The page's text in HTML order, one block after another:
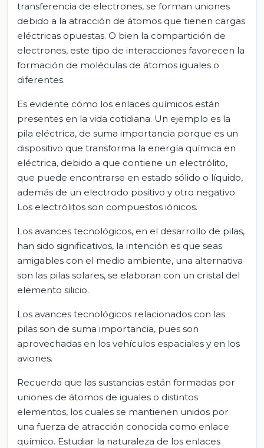
transferencia de electrones, se forman uniones
debido a la atracción de átomos que tienen cargas
eléctricas opuestas. O bien la compartición de
electrones, este tipo de interacciones favorecen la
formación de moléculas de átomos iguales o
diferentes.
Es evidente cómo los enlaces químicos están
presentes en la vida cotidiana. Un ejemplo es la
pila eléctrica, de suma importancia porque es un
dispositivo que transforma la energía química en
eléctrica, debido a que contiene un electrólito,
que puede encontrarse en estado sólido o líquido,
además de un electrodo positivo y otro negativo.
Los electrólitos son compuestos iónicos.
Los avances tecnológicos, en el desarrollo de pilas,
han sido significativos, la intención es que seas
amigables con el medio ambiente, una alternativa
son las pilas solares, se elaboran con un cristal del
elemento silicio.
Los avances tecnológicos relacionados con las
pilas son de suma importancia, pues son
aprovechadas en los vehículos espaciales y en los
aviones.
Recuerda que las sustancias están formadas por
uniones de átomos de iguales o distintos
elementos, los cuales se mantienen unidos por
una fuerza de atracción conocida como enlace
químico. Estudiar la naturaleza de los enlaces